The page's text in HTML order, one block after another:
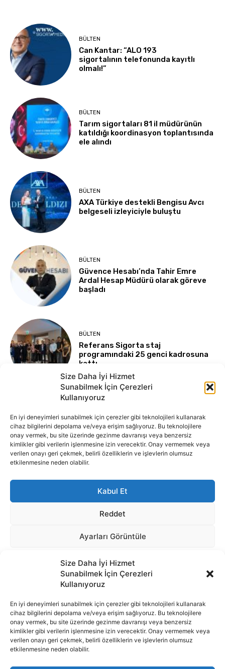
Size Daha İyi Hizmet
Sunabilmek İçin Çerezleri
Kullanıyoruz
En iyi deneyimleri sunabilmek için çerezler gibi teknolojileri kullanarak
cihaz bilgilerini depolama ve/veya erişim sağlıyoruz. Bu teknolojilere
onay vermek, bu site üzerinde gezinme davranışı veya benzersiz
kimlikler gibi verilerin işlenmesine izin verecektir. Onay vermemek veya
verilen onayı geri çekmek, belirli özelliklerin ve işlevlerin olumsuz
etkilenmesine neden olabilir.
İnternet portalımızda yer alan tüm haber metini, resim ve benzeri
içeriğin hakları Sigortamedya Yayıncılık A.Ş.'ye aittir. Hiçbir şekilde
basılı ya da elektronik bir ortamda, kaynak gösterilse bile izin